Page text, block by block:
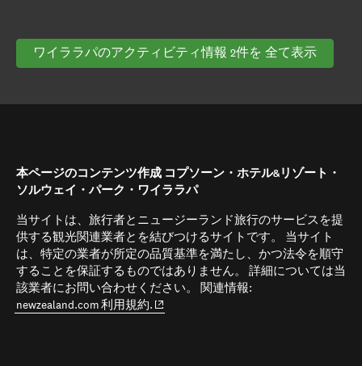
ワイララパのアクティビティ情報 2件を 全て表示
本ページのコンテンツ作成 コプソーン・ホテル&リゾート・
ソルウェイ・パーク・ワイララパ
当サイトは、旅行者とニュージーランド旅行のサービスを提
供する観光関連業者とを結びつけるサイトです。 当サイト
は、特定の業者が所定の品質基準を満たし、かつ法令を順守
することを保証するものではありません。 詳細については当
該業者にお問い合わせください。 関連情報:
newzealand.com 利用規約. (opens in new window)